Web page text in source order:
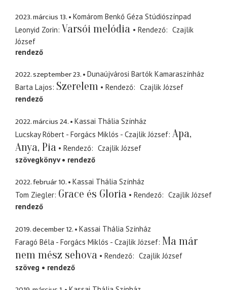
2023. március 13.
Komárom Benkő Géza Stúdiószínpad
Leonyid Zorin Varsói melódia Rendező
Czajlik
József
rendező
2022. szeptember 23.
Dunaújvárosi Bartók Kamaraszínház
Barta Lajos Szerelem Rendező
Czajlik József
rendező
2022. március 24.
Kassai Thália Színház
Lucskay Róbert - Forgács Miklós - Czajlik József Apa,
Anya, Pia
Rendező
Czajlik József
szövegkönyv
rendező
2022. február 10.
Kassai Thália Színház
Tom Ziegler Grace és Gloria Rendező
Czajlik József
rendező
2019. december 12.
Kassai Thália Színház
Faragó Béla - Forgács Miklós - Czajlik József Ma már
nem mész sehova
Rendező
Czajlik József
szöveg
rendező